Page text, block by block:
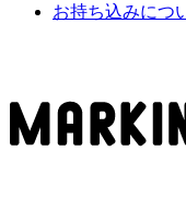
お持ち込みにつ